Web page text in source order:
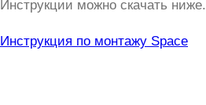
Инструкции можно скачать ниже.
Инструкция по монтажу Space